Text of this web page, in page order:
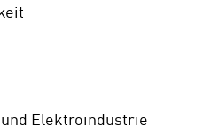
Elektroindustrie